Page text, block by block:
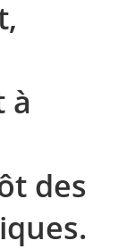
à
des